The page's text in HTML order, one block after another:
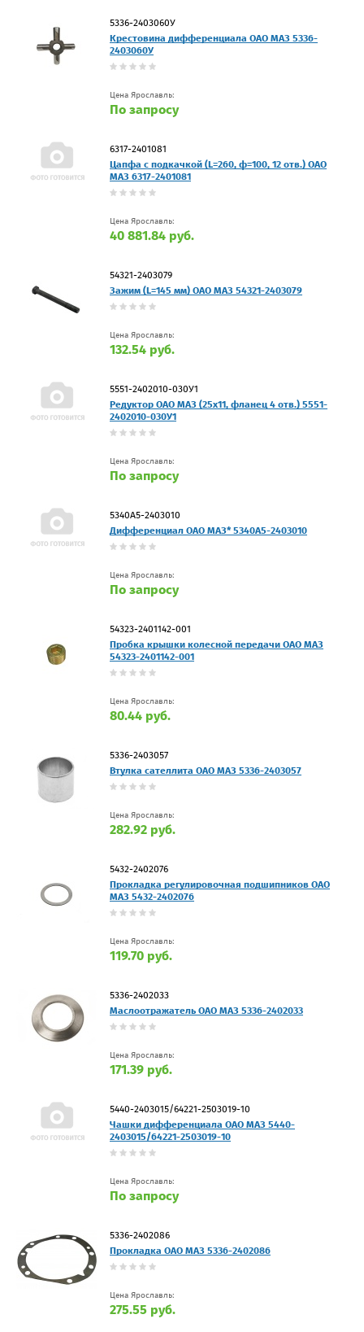
5336-2403060У
Крестовина дифференциала ОАО МАЗ 5336-
2403060У
Цена Ярославль:
По запросу
6317-2401081
Цапфа с подкачкой (L=260, ф=100, 12 отв.) ОАО
МАЗ 6317-2401081
Цена Ярославль:
40 881.84 руб.
54321-2403079
Зажим (L=145 мм) ОАО МАЗ 54321-2403079
Цена Ярославль:
132.54 руб.
5551-2402010-030У1
Редуктор ОАО МАЗ (25х11, фланец 4 отв.) 5551-
2402010-030У1
Цена Ярославль:
По запросу
5340А5-2403010
Дифференциал ОАО МАЗ* 5340А5-2403010
Цена Ярославль:
По запросу
54323-2401142-001
Пробка крышки колесной передачи ОАО МАЗ
54323-2401142-001
Цена Ярославль:
80.44 руб.
5336-2403057
Втулка сателлита ОАО МАЗ 5336-2403057
Цена Ярославль:
282.92 руб.
5432-2402076
Прокладка регулировочная подшипников ОАО
МАЗ 5432-2402076
Цена Ярославль:
119.70 руб.
5336-2402033
Маслоотражатель ОАО МАЗ 5336-2402033
Цена Ярославль:
171.39 руб.
5440-2403015/64221-2503019-10
Чашки дифференциала ОАО МАЗ 5440-
2403015/64221-2503019-10
Цена Ярославль:
По запросу
5336-2402086
Прокладка ОАО МАЗ 5336-2402086
Цена Ярославль:
275.55 руб.